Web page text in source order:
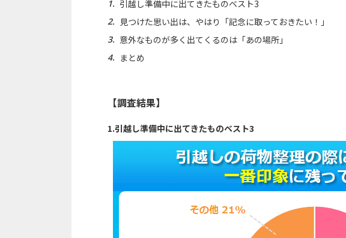
引越し準備中に出てきたものベスト3
見つけた思い出は、やはり「記念に取っておきたい！」
意外なものが多く出てくるのは「あの場所」
まとめ
【調査結果】
1.引越し準備中に出てきたものベスト3